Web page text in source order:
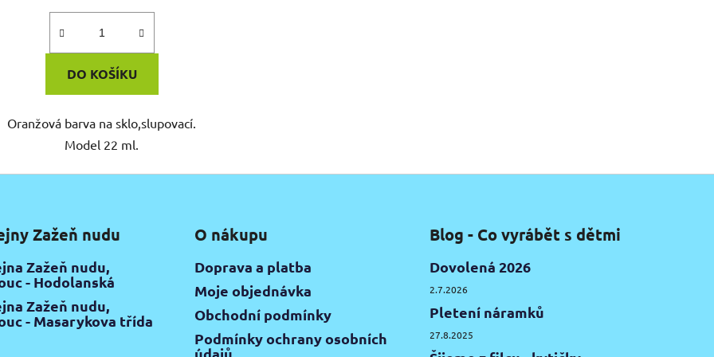
DO KOŠÍKU
Oranžová barva na sklo,slupovací.
Model 22 ml.
Zažeň nudu
Zažeň nudu,
- Hodolanská
Zažeň nudu,
- Masarykova třída
O nákupu
Doprava a platba
Moje objednávka
Obchodní podmínky
Podmínky ochrany osobních
Blog - Co vyrábět s dětmi
Dovolená 2026
2.7.2026
Pletení náramků
27.8.2025